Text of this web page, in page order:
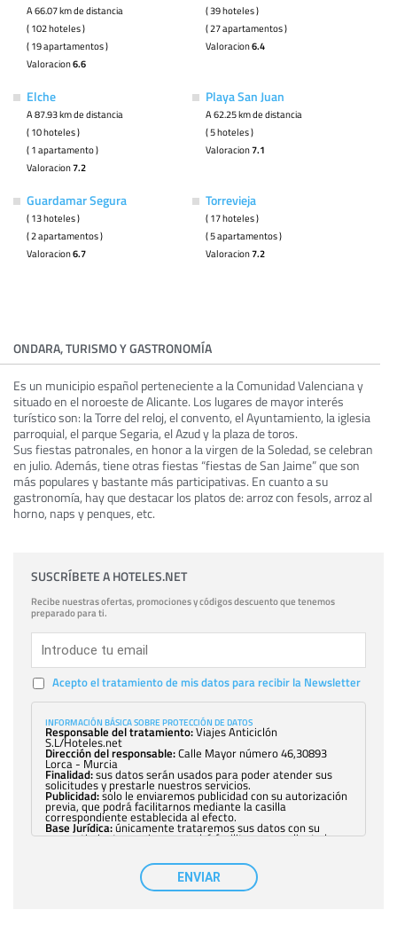
A 66.07 km de distancia
( 102 hoteles )
( 19 apartamentos )
Valoracion6.6
( 39 hoteles )
( 27 apartamentos )
Valoracion6.4
Elche
A 87.93 km de distancia
( 10 hoteles )
( 1 apartamento )
Valoracion7.2
Playa San Juan
A 62.25 km de distancia
( 5 hoteles )
Valoracion7.1
Guardamar Segura
( 13 hoteles )
( 2 apartamentos )
Valoracion6.7
Torrevieja
( 17 hoteles )
( 5 apartamentos )
Valoracion7.2
ONDARA, TURISMO Y GASTRONOMÍA
Es un municipio español perteneciente a la Comunidad Valenciana y
situado en el noroeste de Alicante. Los lugares de mayor interés
turístico son: la Torre del reloj, el convento, el Ayuntamiento, la iglesia
parroquial, el parque Segaria, el Azud y la plaza de toros.
Sus fiestas patronales, en honor a la virgen de la Soledad, se celebran
en julio. Además, tiene otras fiestas “fiestas de San Jaime” que son
más populares y bastante más participativas. En cuanto a su
gastronomía, hay que destacar los platos de: arroz con fesols, arroz al
horno, naps y penques, etc.
SUSCRÍBETE A HOTELES.NET
Recibe nuestras ofertas, promociones y códigos descuento que tenemos
preparado para ti.
Acepto el tratamiento de mis datos para recibir la Newsletter
INFORMACIÓN BÁSICA SOBRE PROTECCIÓN DE DATOS
Responsable del tratamiento:Viajes Anticiclón
S.L/Hoteles.net
Dirección del responsable:Calle Mayor número 46,30893
Lorca - Murcia
Finalidad:sus datos serán usados para poder atender sus
solicitudes y prestarle nuestros servicios.
Publicidad:solo le enviaremos publicidad con su autorización
previa, que podrá facilitarnos mediante la casilla
correspondiente establecida al efecto.
Base Jurídica:únicamente trataremos sus datos con su
consentimiento previo, que podrá facilitarnos mediante la
con carácter general, sólo el personal de
nuestra entidad que esté debidamente autorizado podrá
tener conocimiento de la información que le pedimos. No se
comunicarán datos a terceros.
ENVIAR